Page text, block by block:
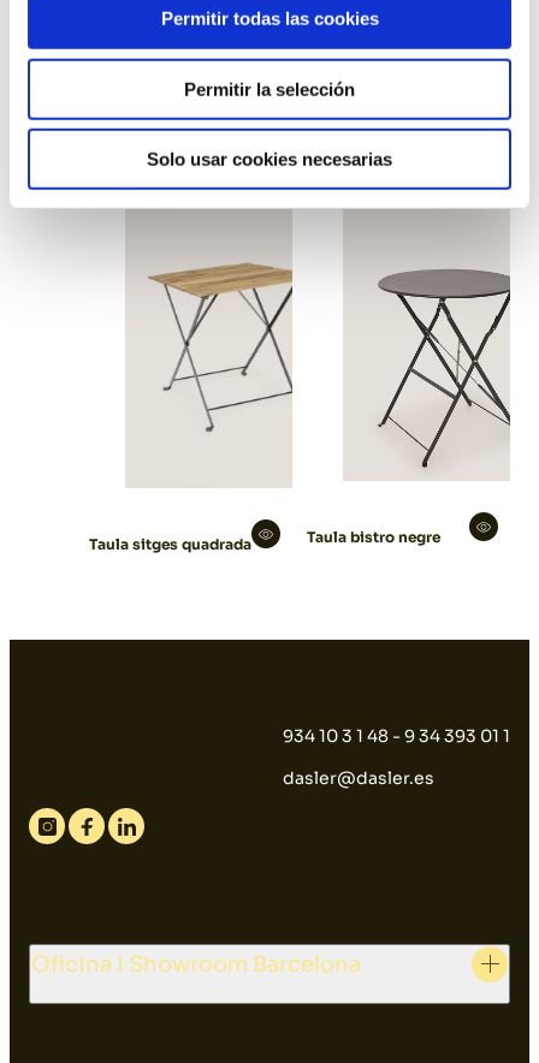
Permitir todas las cookies
Permitir la selección
Solo usar cookies necesarias
Taula sitges
rectangular
Taula fabrik alta
negra
Taula sitges quadrada Taula bistro negre
934 10 3 1 48 - 9 34 393 01 1
dasler@dasler.es
Instagram
FacebookLinkedin
Oficina i Showroom Barcelona